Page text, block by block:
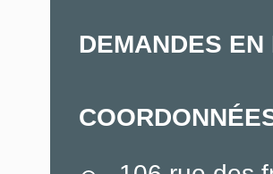
DEMANDES EN